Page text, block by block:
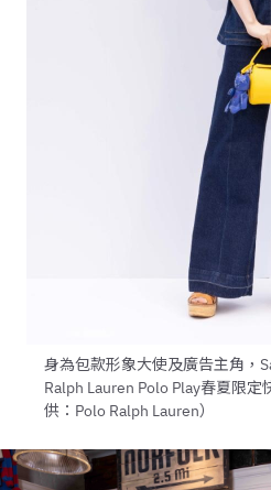
身為包款形象大使及廣告主角，
Ralph Lauren Polo Play春夏限
供：Polo Ralph Lauren）